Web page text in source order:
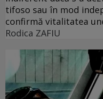
tifoso sau în mod
confirmă vitalitatea
Rodica ZAFIU